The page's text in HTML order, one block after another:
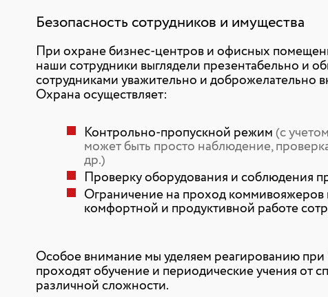
Безопасность сотрудников и имущества
При охране бизнес-центров и офисных
наши сотрудники выглядели презентабельно и
сотрудниками уважительно и доброжелательно
Охрана осуществляет:
Контрольно-пропускной режим(с
может быть просто наблюдение,
др.)
Проверку оборудования и соблюдения
Ограничение на проход
комфортной и продуктивной работе
Особое внимание мы уделяем реагированию при
проходят обучение и периодические учения от
различной сложности.